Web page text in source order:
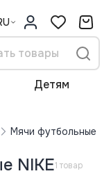
Детям
Мячи футбольные
NIKE1 товар